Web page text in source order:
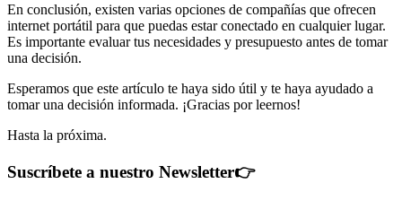
En conclusión, existen varias opciones de compañías que ofrecen
internet portátil para que puedas estar conectado en cualquier lugar.
Es importante evaluar tus necesidades y presupuesto antes de tomar
una decisión.
Esperamos que este artículo te haya sido útil y te haya ayudado a
tomar una decisión informada. ¡Gracias por leernos!
Hasta la próxima.
Suscríbete a nuestro Newsletter👉